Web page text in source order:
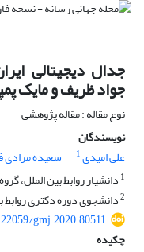
جدال دیجیتالی
جواد ظریف و مایک
نوع مقاله : مقاله پژوهشی
نویسندگان
علی امیدی1 سعیده مرادی
1 دانشیار روابط بین الملل،
2دانشجوی دوره دکتری روابط
gmj.2020.80511
چکیده